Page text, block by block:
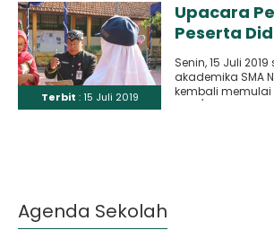
Terbit : 15 Juli 2019
Upacara
Peserta
1 Ungaran
Senin, 15 Juli
akademika SMA
kembali memulai
2019/2020. Hari
Agenda Sekolah